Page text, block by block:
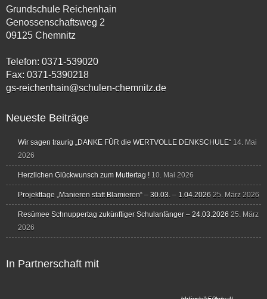
Grundschule Reichenhain
Genossenschaftsweg 2
09125 Chemnitz
Telefon: 0371-539020
Fax: 0371-5390218
gs-reichenhain@schulen-chemnitz.de
Neueste Beiträge
Wir sagen traurig „DANKE FÜR die WERTVOLLE DENKSCHULE“ 14. Mai
2026
Herzlichen Glückwunsch zum Muttertag ! 10. Mai 2026
Projekttage „Manieren statt Blamieren“ – 30.03. – 1.04.2026 25. März 2026
Resümee Schnuppertag zukünftiger Schulanfänger – 24.03.2026 25. März
2026
In Partnerschaft mit